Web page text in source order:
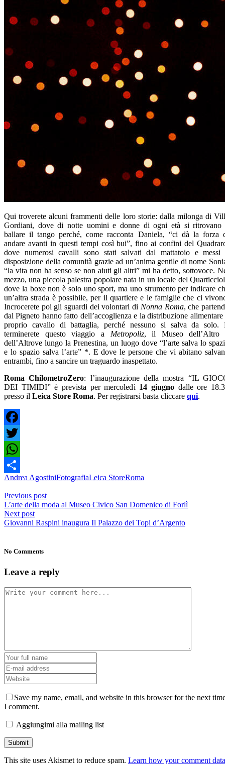
Qui troverete alcuni frammenti delle loro storie: dalla milonga di
Gordiani, dove di notte uomini e donne di ogni età si ritrovano
ballare il tango perché, come racconta Daniela, “ci dà la forza
andare avanti in questi tempi così bui”, fino ai confini del
dove numerosi cavalli sono stati salvati dal mattatoio e messi
disposizione della comunità grazie ad un’anima gentile di nome
“la vita non ha senso se non aiuti gli altri” mi ha detto, sottovoce.
mezzo, una piccola palestra popolare nata in un locale del
dove la boxe non è solo uno sport, ma uno strumento per indicare
un’altra strada è possibile, per il quartiere e le famiglie che ci
Incrocerete poi gli sguardi dei volontari di Nonna Roma, che
dal Pigneto hanno fatto dell’accoglienza e la distribuzione
proprio cavallo di battaglia, perché nessuno si salva da solo.
terminerete questo viaggio a Metropoliz, il Museo dell’Altro
dell’Altrove lungo la Prenestina, un luogo dove “l’arte salva lo
e lo spazio salva l’arte” *. E dove le persone che vi abitano
entrambi, fino a sancire un traguardo inaspettato.
Roma ChilometroZero: l’inaugurazione della mostra “IL
DEI TIMIDI” è prevista per mercoledì 14 giugnodalle ore
presso il Leica Store Roma. Per registrarsi basta cliccare qui.
Facebook
Twitter
WhatsApp
Share
Andrea AgostiniFotografiaLeica StoreRoma
Previous post
L’arte della moda al Museo Civico San Domenico di Forlì
Next post
Giovanni Raspini inaugura Il Palazzo dei Topi d’Argento
No Comments
Leave a reply
Save my name, email, and website in this browser for the next
I comment.
Aggiungimi alla mailing list
This site uses Akismet to reduce spam. Learn how your comment data